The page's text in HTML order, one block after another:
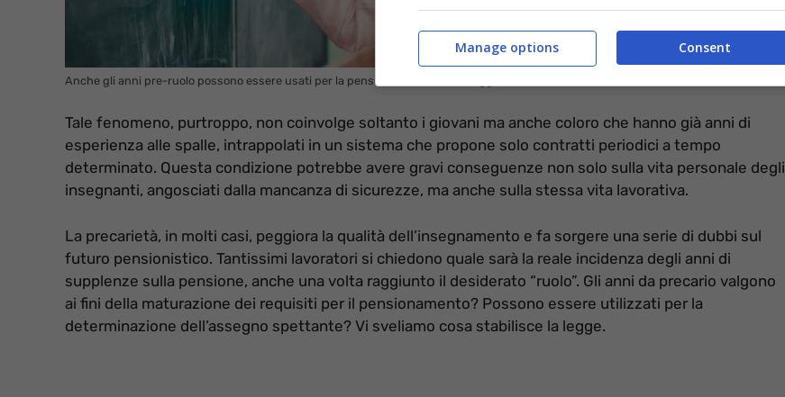
Anche gli anni pre-ruolo possono essere usati per la pensione (informazioneoggi.it)
Tale fenomeno, purtroppo, non coinvolge soltanto i giovani ma anche coloro che hanno già anni di
esperienza alle spalle, intrappolati in un sistema che propone solo contratti periodici a tempo
determinato. Questa condizione potrebbe avere gravi conseguenze non solo sulla vita personale degli
insegnanti, angosciati dalla mancanza di sicurezze, ma anche sulla stessa vita lavorativa.
La precarietà, in molti casi, peggiora la qualità dell’insegnamento e fa sorgere una serie di dubbi sul
futuro pensionistico. Tantissimi lavoratori si chiedono quale sarà la reale incidenza degli anni di
supplenze sulla pensione, anche una volta raggiunto il desiderato “ruolo”. Gli anni da precario valgono
ai fini della maturazione dei requisiti per il pensionamento? Possono essere utilizzati per la
determinazione dell’assegno spettante? Vi sveliamo cosa stabilisce la legge.
Consent
Manage options